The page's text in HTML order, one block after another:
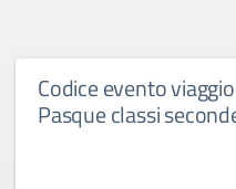
Codice evento
Pasque classi